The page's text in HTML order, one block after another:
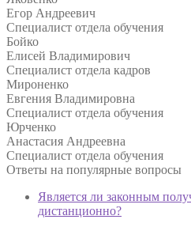
Егор Андреевич
Специалист отдела обучения
Бойко
Елисей Владимирович
Специалист отдела кадров
Мироненко
Евгения Владимировна
Специалист отдела обучения
Юрченко
Анастасия Андреевна
Специалист отдела обучения
Ответы на популярные вопросы
Является ли законным
дистанционно?